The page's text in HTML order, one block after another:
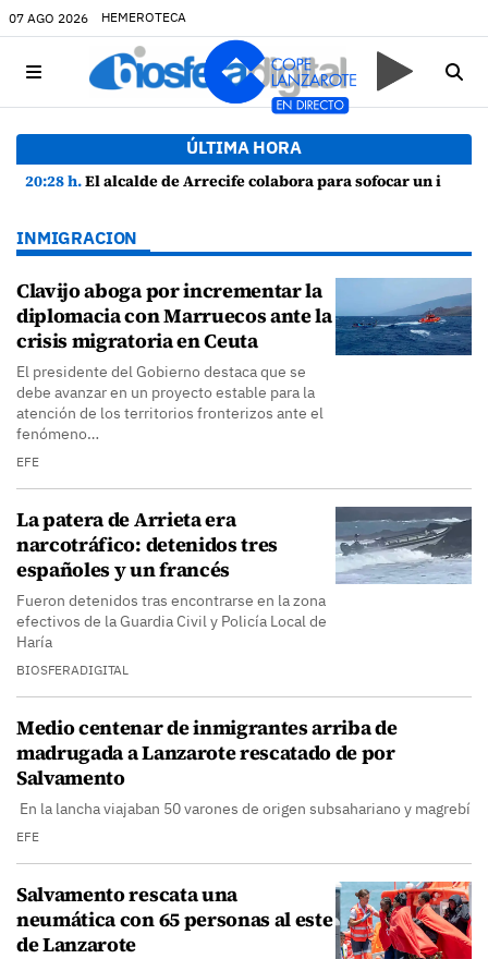
07 AGO 2026 HEMEROTECA
ÚLTIMA HORA
20:28 h.El alcalde de Arrecife colabora para sofocar un incendio en una vivienda de Playa Honda
INMIGRACION
Clavijo aboga por incrementar la
diplomacia con Marruecos ante la
crisis migratoria en Ceuta
El presidente del Gobierno destaca que se
debe avanzar en un proyecto estable para la
atención de los territorios fronterizos ante el
fenómeno…
EFE
La patera de Arrieta era
narcotráfico: detenidos tres
españoles y un francés
Fueron detenidos tras encontrarse en la zona
efectivos de la Guardia Civil y Policía Local de
Haría
BIOSFERADIGITAL
Medio centenar de inmigrantes arriba de
madrugada a Lanzarote rescatado de por
Salvamento
En la lancha viajaban 50 varones de origen subsahariano y magrebí
EFE
Salvamento rescata una
neumática con 65 personas al este
de Lanzarote